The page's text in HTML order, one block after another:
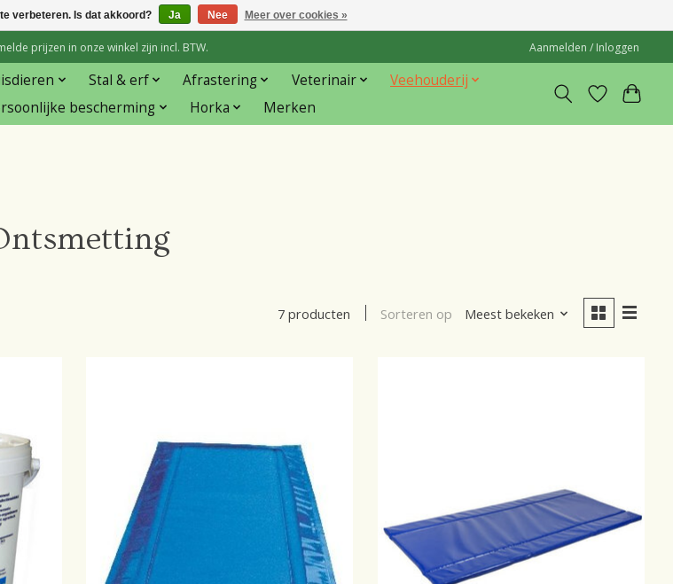
prijzen in onze winkel zijn incl. BTW. Aanmelden / Inloggen
Stal & erf Afrastering Veterinair
Veehouderij
bescherming Horka Merken
7 producten Sorteren op Meest bekeken
verbeteren. Is dat akkoord? Ja Nee Meer over cookies »